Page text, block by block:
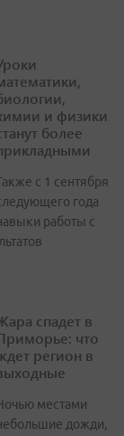
и физики
более
с 1 сентября
года
работы с
спадет в
что
регион в
местами
дожди,